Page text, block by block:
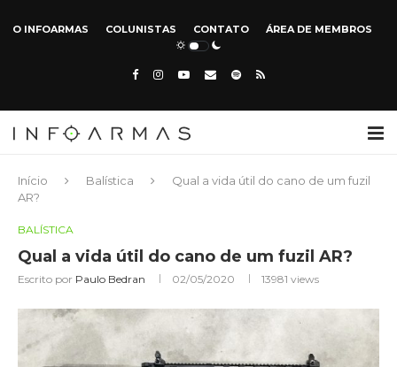
O INFOARMAS COLUNISTAS CONTATO ÁREA DE MEMBROS
Início Balística
Qual a vida útil do cano de um fuzil
AR?
BALÍSTICA
Qual a vida útil do cano de um fuzil AR?
Escrito por Paulo Bedran 02/05/2020 13981 views